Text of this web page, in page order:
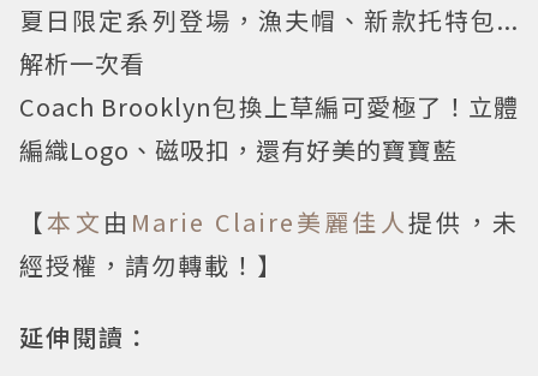
夏日限定系列登場，漁夫帽、新款托特包...
解析一次看
Coach Brooklyn包換上草編可愛極了！立體
編織Logo、磁吸扣，還有好美的寶寶藍
【本文 由 Marie Claire美麗佳人提供，未
經授權，請勿轉載！】
延伸閱讀：